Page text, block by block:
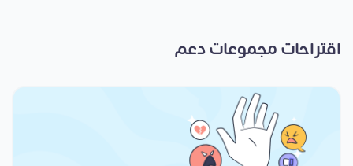
اقتراحات مجموعات دعم